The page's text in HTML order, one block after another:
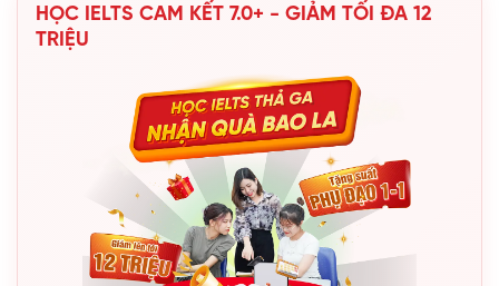
HỌC IELTS CAM KẾT 7.0+ - GIẢM TỐI ĐA 12
TRIỆU